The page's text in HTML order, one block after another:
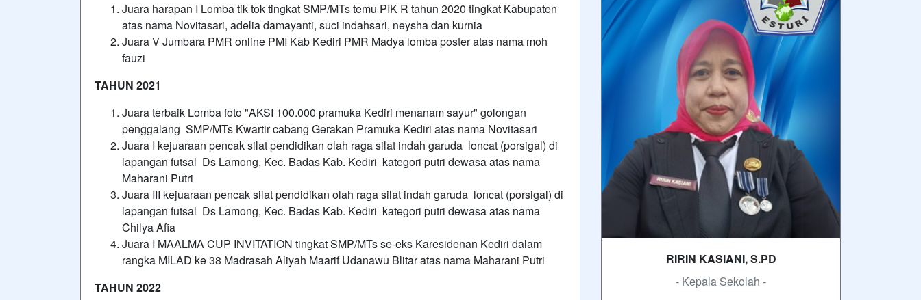
Juara harapan I Lomba tik tok tingkat SMP/MTs temu PIK R tahun 2020 tingkat Kabupaten
atas nama Novitasari, adelia damayanti, suci indahsari, neysha dan kurnia
Juara V Jumbara PMR online PMI Kab Kediri PMR Madya lomba poster atas nama moh
fauzi
TAHUN 2021
Juara terbaik Lomba foto "AKSI 100.000 pramuka Kediri menanam sayur" golongan
penggalang SMP/MTs Kwartir cabang Gerakan Pramuka Kediri atas nama Novitasari
Juara I kejuaraan pencak silat pendidikan olah raga silat indah garuda loncat (porsigal) di
lapangan futsal Ds Lamong, Kec. Badas Kab. Kediri kategori putri dewasa atas nama
Maharani Putri
Juara III kejuaraan pencak silat pendidikan olah raga silat indah garuda loncat (porsigal) di
lapangan futsal Ds Lamong, Kec. Badas Kab. Kediri kategori putri dewasa atas nama
Chilya Afia
Juara I MAALMA CUP INVITATION tingkat SMP/MTs se-eks Karesidenan Kediri dalam
rangka MILAD ke 38 Madrasah Aliyah Maarif Udanawu Blitar atas nama Maharani Putri
TAHUN 2022
RIRIN KASIANI, S.PD
- Kepala Sekolah -